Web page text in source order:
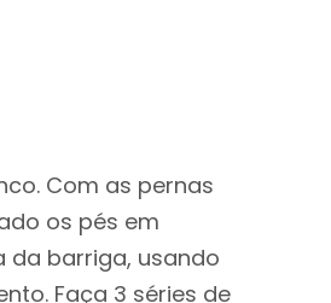
Com as pernas
os pés em
da barriga, usando
Faça 3 séries de